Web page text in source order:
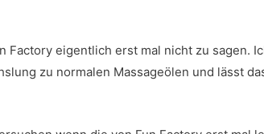
Factory eigentlich erst mal nicht zu sagen.
zu normalen Massageölen und lässt